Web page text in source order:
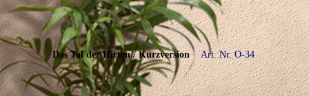
Das Tal der Hirten / KurzversionArt. Nr. O-34